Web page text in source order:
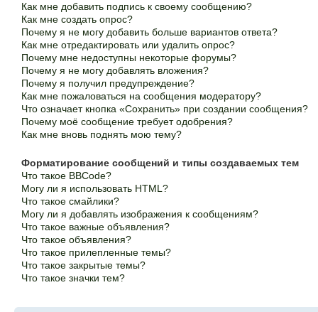
Как мне добавить подпись к своему сообщению?
Как мне создать опрос?
Почему я не могу добавить больше вариантов ответа?
Как мне отредактировать или удалить опрос?
Почему мне недоступны некоторые форумы?
Почему я не могу добавлять вложения?
Почему я получил предупреждение?
Как мне пожаловаться на сообщения модератору?
Что означает кнопка «Сохранить» при создании сообщения?
Почему моё сообщение требует одобрения?
Как мне вновь поднять мою тему?
Форматирование сообщений и типы создаваемых тем
Что такое BBCode?
Могу ли я использовать HTML?
Что такое смайлики?
Могу ли я добавлять изображения к сообщениям?
Что такое важные объявления?
Что такое объявления?
Что такое прилепленные темы?
Что такое закрытые темы?
Что такое значки тем?